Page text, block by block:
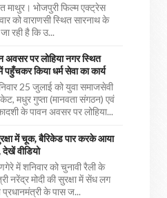
माथुर। भोजपुरी फिल्म एक्ट्रेस
को वाराणसी स्थित सारनाथ के
रही है कि उ...
अवसर पर लोहिया नगर स्थित
पहुँचकर किया धर्म सेवा का कार्य
25 जुलाई को युवा समाजसेवी
मधुर गुप्ता (मानवता संगठन) एवं
के पावन अवसर पर लोहिया...
में चूक, बैरिकेड पार करके आया
वीडियो
में शनिवार को चुनावी रैली के
नरेंद्र मोदी की सुरक्षा में सेंध लग
के पास ज...